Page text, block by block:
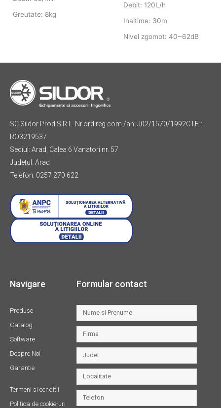
Greutate: 8kg
Debit: 120L/h
Inaltime: 30m
Nivel zgomot: 40~62dB
SC Sildor Prod S.R.L. Nr.ord.reg.com./an: J02/1570/1992C.I.F. :
RO3219537
Sediul: Arad, Calea 6 Vanatori nr. 57
Judetul: Arad
Telefon: 0257 270 622
Navigare
Produse
Catalog
Software
Despre Noi
Garantie
Termeni si conditii
Politica de cookie-uri
Formular contact